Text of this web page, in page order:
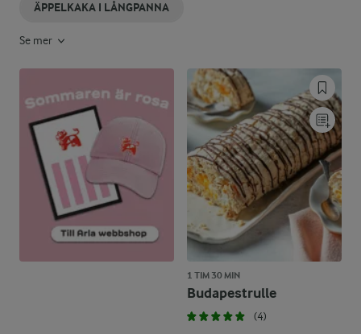
ÄPPELKAKA I LÅNGPANNA
Se mer
1 TIM 30 MIN
Budapestrulle
(4)